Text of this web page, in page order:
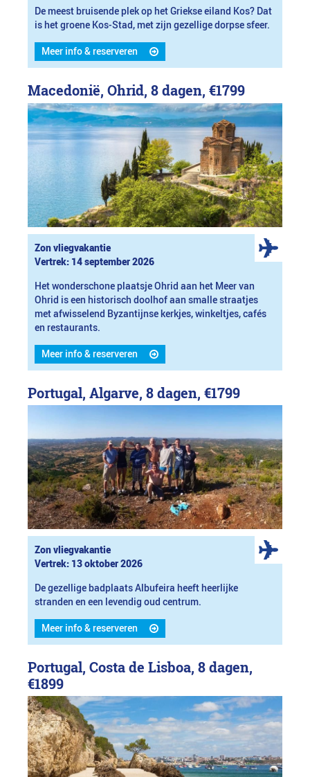
De meest bruisende plek op het Griekse eiland Kos? Dat
is het groene Kos-Stad, met zijn gezellige dorpse sfeer.
Meer info & reserveren
Macedonië, Ohrid, 8 dagen, €1799
Zon vliegvakantie
Vertrek: 14 september 2026
Het wonderschone plaatsje Ohrid aan het Meer van
Ohrid is een historisch doolhof aan smalle straatjes
met afwisselend Byzantijnse kerkjes, winkeltjes, cafés
en restaurants.
Meer info & reserveren
Portugal, Algarve, 8 dagen, €1799
Zon vliegvakantie
Vertrek: 13 oktober 2026
De gezellige badplaats Albufeira heeft heerlijke
stranden en een levendig oud centrum.
Meer info & reserveren
Portugal, Costa de Lisboa, 8 dagen,
€1899